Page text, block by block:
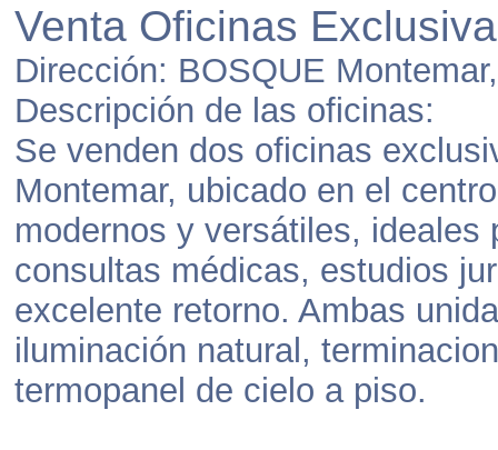
Venta Oficinas
Dirección: BOSQUE
Descripción de las oficinas:
Se venden dos oficinas
Montemar, ubicado en el
modernos y versátiles, ideales
consultas médicas, estudios
excelente retorno. Ambas
iluminación natural,
termopanel de cielo a piso.